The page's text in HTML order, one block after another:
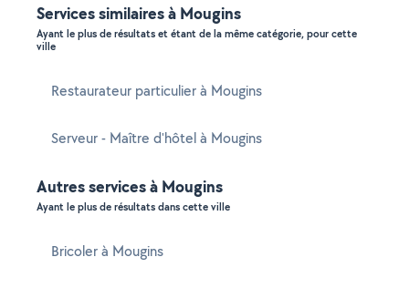
Services similaires à Mougins
Ayant le plus de résultats et étant de la même catégorie, pour cette
ville
Restaurateur particulier à Mougins
Serveur - Maître d'hôtel à Mougins
Autres services à Mougins
Ayant le plus de résultats dans cette ville
Bricoler à Mougins